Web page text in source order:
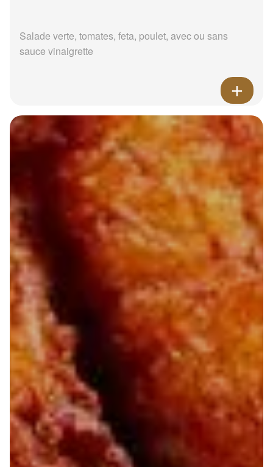
Salade verte, tomates, feta, poulet, avec ou sans
sauce vinaigrette